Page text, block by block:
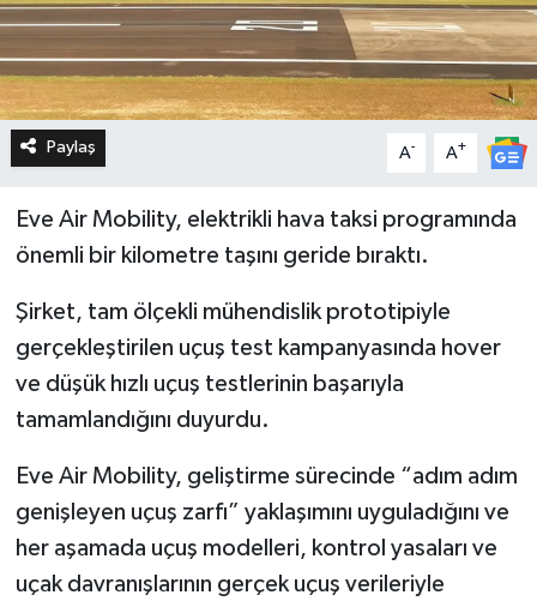
Paylaş A- A+
Eve Air Mobility, elektrikli hava taksi programında
önemli bir kilometre taşını geride bıraktı.
Şirket, tam ölçekli mühendislik prototipiyle
gerçekleştirilen uçuş test kampanyasında hover
ve düşük hızlı uçuş testlerinin başarıyla
tamamlandığını duyurdu.
Eve Air Mobility, geliştirme sürecinde “adım adım
genişleyen uçuş zarfı” yaklaşımını uyguladığını ve
her aşamada uçuş modelleri, kontrol yasaları ve
uçak davranışlarının gerçek uçuş verileriyle